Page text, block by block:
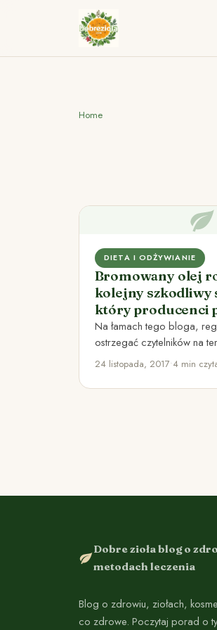
Home
DIETA I ODŻYWIANIE
Bromowany olej
kolejny szkodliwy
który producenci
napojach
Na łamach tego bloga,
ostrzegać czytelników na
szkodliwych produktów,
24 listopada, 2017•4 min
Dobre zioła blog o
metodach leczenia
Blog o zdrowiu, ziołach,
co zdrowe. Poczytaj porad o